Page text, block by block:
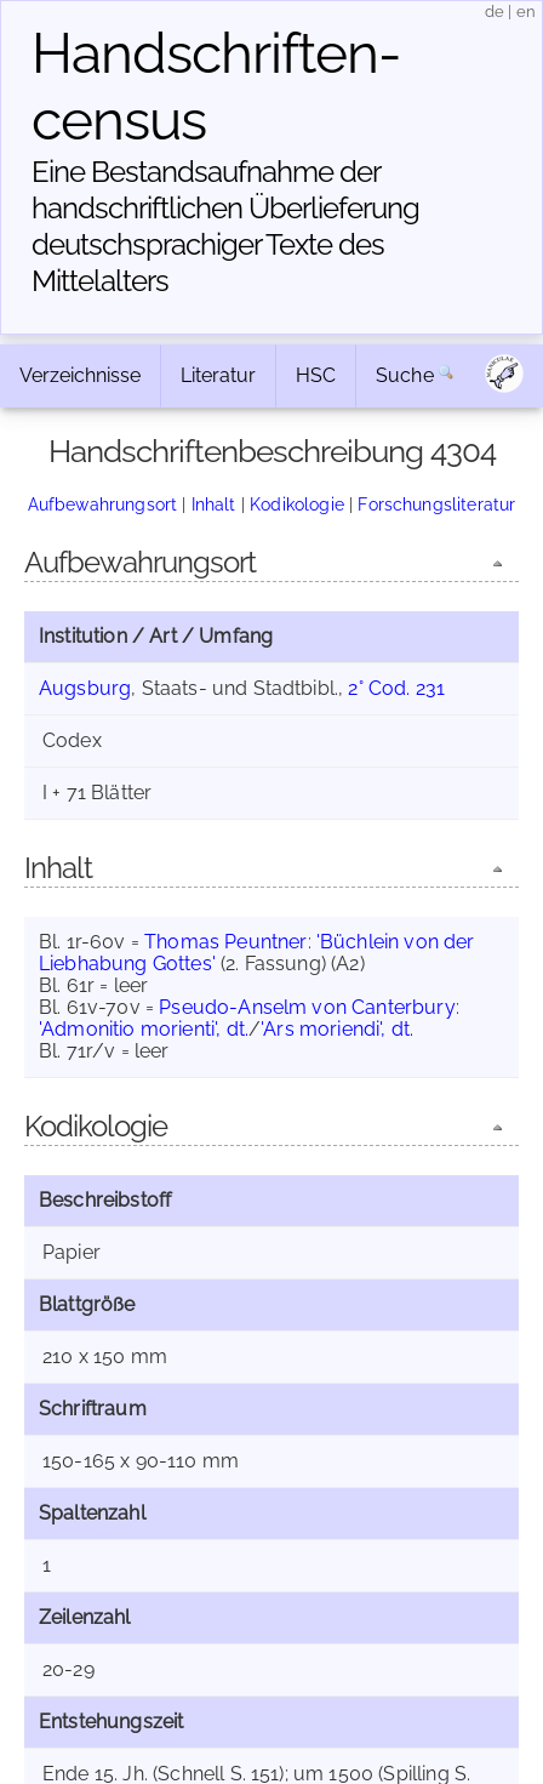
Handschriften­
census
Eine Bestandsaufnahme der
handschriftlichen Über­lieferung
deutschsprachiger Texte des
Mittelalters
de en
Verzeichnisse Literatur HSC Suche
Handschriftenbeschreibung 4304
Aufbewahrungsort | Inhalt | Kodikologie| Forschungsliteratur
Aufbewahrungsort
Institution / Art / Umfang
Augsburg, Staats- und Stadtbibl.,2° Cod. 231
Codex
I + 71 Blätter
Inhalt
Bl. 1r-60v =Thomas Peuntner: 'Büchlein von der
Liebhabung Gottes' (2. Fassung) (A2)
Bl. 61r = leer
Bl. 61v-70v = Pseudo-Anselm von Canterbury:
'Admonitio morienti', dt./'Ars moriendi', dt.
Bl. 71r/v = leer
Kodikologie
Beschreibstoff
Papier
Blattgröße
210 x 150 mm
Schriftraum
150-165 x 90-110 mm
Spaltenzahl
1
Zeilenzahl
20-29
Entstehungszeit
Ende 15. Jh. (Schnell S. 151); um 1500 (Spilling S.